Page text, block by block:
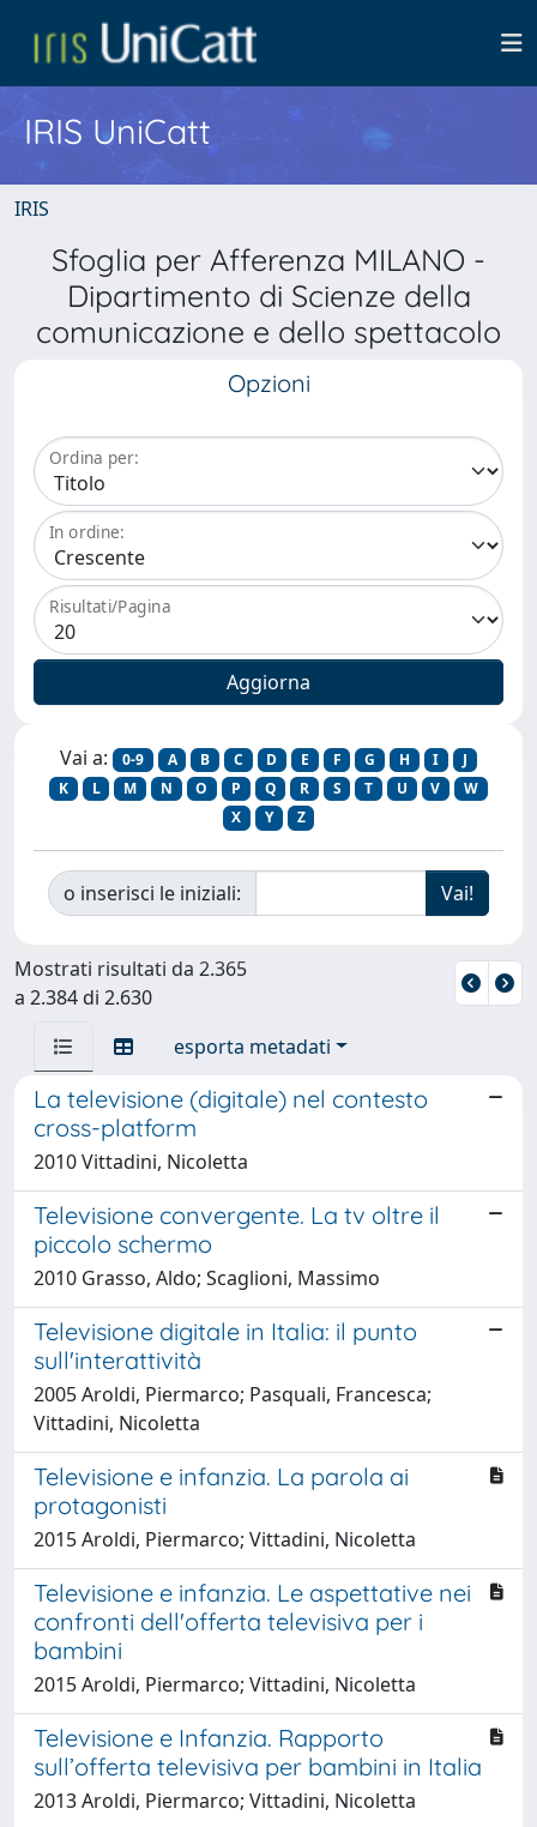
IRIS UniCatt
IRIS
Sfoglia per Afferenza MILANO -
Dipartimento di Scienze della
comunicazione e dello spettacolo
Opzioni
Ordina per:
In ordine:
Risultati/Pagina
Vai a: 0-9 A B C D E F G H I
J
K
L M N O P Q R S T U V
W
X
Y Z
o inserisci le iniziali:
Mostrati risultati da 2.365
a 2.384 di 2.630
esporta metadati
La televisione (digitale) nel contesto
cross-platform
2010 Vittadini, Nicoletta
Televisione convergente. La tv oltre il
piccolo schermo
2010 Grasso, Aldo; Scaglioni, Massimo
Televisione digitale in Italia: il punto
sull'interattività
2005 Aroldi, Piermarco; Pasquali, Francesca;
Vittadini, Nicoletta
Televisione e infanzia. La parola ai
protagonisti
2015 Aroldi, Piermarco; Vittadini, Nicoletta
Televisione e infanzia. Le aspettative nei
confronti dell'offerta televisiva per i
bambini
2015 Aroldi, Piermarco; Vittadini, Nicoletta
Televisione e Infanzia. Rapporto
sull’offerta televisiva per bambini in Italia
2013 Aroldi, Piermarco; Vittadini, Nicoletta